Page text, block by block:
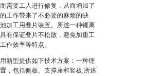
需要工人进行修复，从而增加了
工作带来了不必要的麻烦的缺
加工用叠片装置。所述一种锂离
有保证叠片不松散，避免加重工
作效率等特点。
新型提供如下技术方案：一种锂
，包括侧板、支撑座和竖板,所述